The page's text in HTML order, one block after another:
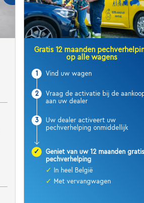
Gratis 12 maanden
op alle wagens
1 Vind uw wagen
2
Vraag de activatie bij de
aan uw dealer
3
Uw dealer activeert uw
pechverhelping onmiddellijk
✓
Geniet van uw 12 maanden gratis
pechverhelping
✓
In heel België
✓ Met vervangwagen